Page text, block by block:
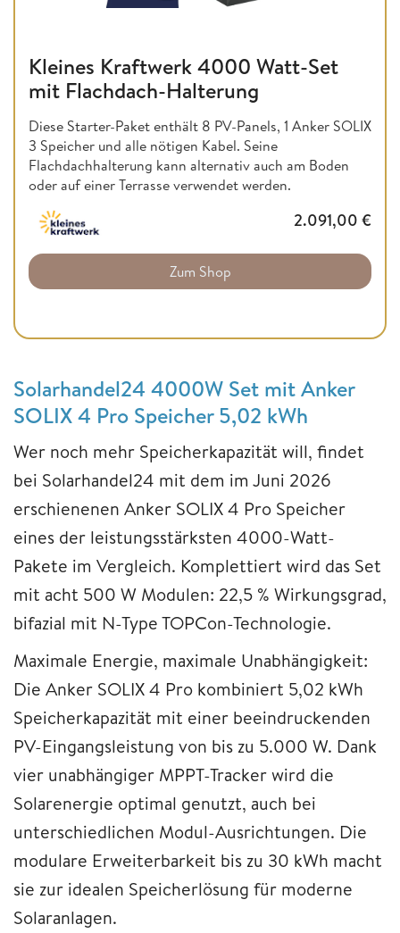
Kleines Kraftwerk 4000 Watt-Set
mit Flachdach-Halterung
Diese Starter-Paket enthält 8 PV-Panels, 1 Anker SOLIX
3 Speicher und alle nötigen Kabel. Seine
Flachdachhalterung kann alternativ auch am Boden
oder auf einer Terrasse verwendet werden.
2.091,00 €
Zum Shop
Solarhandel24 4000W Set mit Anker
SOLIX 4 Pro Speicher 5,02 kWh
Wer noch mehr Speicherkapazität will, findet
bei Solarhandel24 mit dem im Juni 2026
erschienenen Anker SOLIX 4 Pro Speicher
eines der leistungsstärksten 4000-Watt-
Pakete im Vergleich. Komplettiert wird das Set
mit acht 500 W Modulen: 22,5 % Wirkungsgrad,
bifazial mit N-Type TOPCon-Technologie.
Maximale Energie, maximale Unabhängigkeit:
Die Anker SOLIX 4 Pro kombiniert 5,02 kWh
Speicherkapazität mit einer beeindruckenden
PV-Eingangsleistung von bis zu 5.000 W. Dank
vier unabhängiger MPPT-Tracker wird die
Solarenergie optimal genutzt, auch bei
unterschiedlichen Modul-Ausrichtungen. Die
modulare Erweiterbarkeit bis zu 30 kWh macht
sie zur idealen Speicherlösung für moderne
Solaranlagen.